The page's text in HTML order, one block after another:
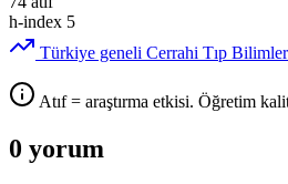
h-index 5
Türkiye geneli Cerrahi Tıp
Atıf = araştırma etkisi. Öğretim
0 yorum